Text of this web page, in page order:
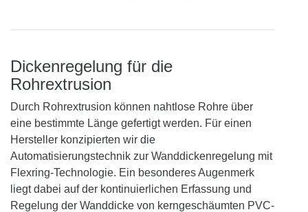
Dickenregelung für die
Rohrextrusion
Durch Rohrextrusion können nahtlose Rohre über
eine bestimmte Länge gefertigt werden. Für einen
Hersteller konzipierten wir die
Automatisierungstechnik zur Wanddickenregelung mit
Flexring-Technologie. Ein besonderes Augenmerk
liegt dabei auf der kontinuierlichen Erfassung und
Regelung der Wanddicke von kerngeschäumten PVC-